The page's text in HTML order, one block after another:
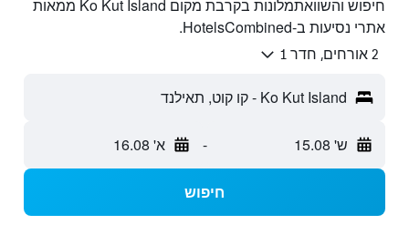
חיפוש והשוואתמלונות בקרבת מקום Ko Kut Island ממאות
אתרי נסיעות ב-HotelsCombined.
2 אורחים, חדר 1
Ko Kut Island - קו קוט, תאילנד
ש' 15.08 - א' 16.08
חיפוש